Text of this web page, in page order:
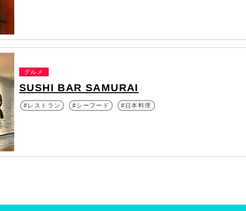
SUSHI BAR SAMURAI
グルメ
レストラン シーフード 日本料理